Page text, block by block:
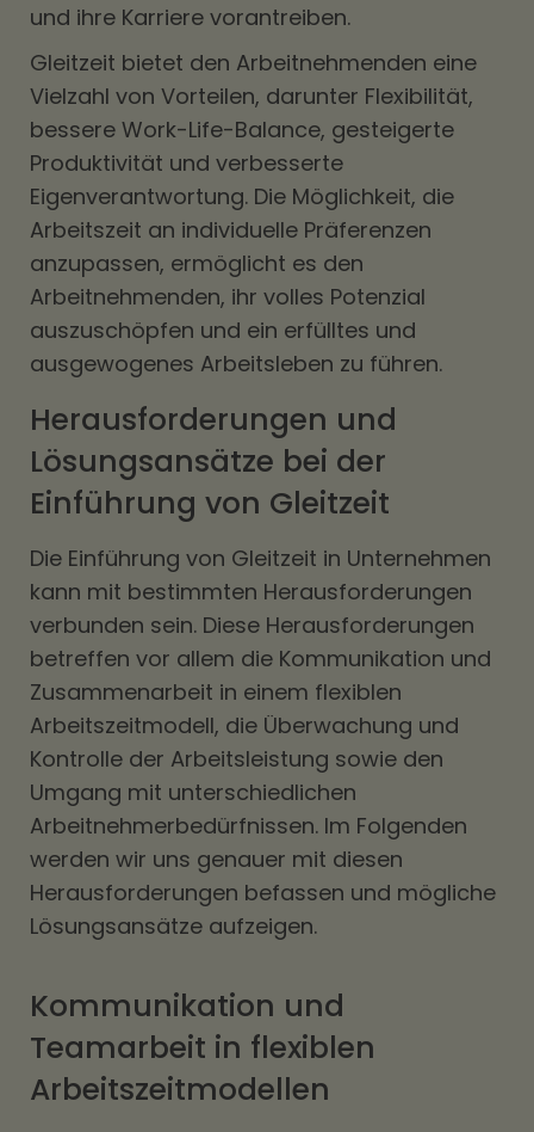
und ihre Karriere vorantreiben.
Gleitzeit bietet den Arbeitnehmenden eine
Vielzahl von Vorteilen, darunter Flexibilität,
bessere Work-Life-Balance, gesteigerte
Produktivität und verbesserte
Eigenverantwortung. Die Möglichkeit, die
Arbeitszeit an individuelle Präferenzen
anzupassen, ermöglicht es den
Arbeitnehmenden, ihr volles Potenzial
auszuschöpfen und ein erfülltes und
ausgewogenes Arbeitsleben zu führen.
Herausforderungen und
Lösungsansätze bei der
Einführung von Gleitzeit
Die Einführung von Gleitzeit in Unternehmen
kann mit bestimmten Herausforderungen
verbunden sein. Diese Herausforderungen
betreffen vor allem die Kommunikation und
Zusammenarbeit in einem flexiblen
Arbeitszeitmodell, die Überwachung und
Kontrolle der Arbeitsleistung sowie den
Umgang mit unterschiedlichen
Arbeitnehmerbedürfnissen. Im Folgenden
werden wir uns genauer mit diesen
Herausforderungen befassen und mögliche
Lösungsansätze aufzeigen.
Kommunikation und
Teamarbeit in flexiblen
Arbeitszeitmodellen